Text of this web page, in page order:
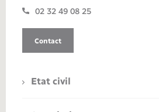
02 32 49 08 25
Contact
Etat civil